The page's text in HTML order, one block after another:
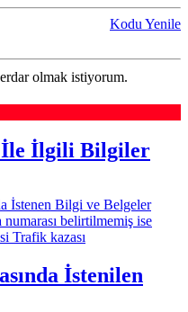
Kodu Yenile
olmak istiyorum.
İle İlgili Bilgiler
İstenen Bilgi ve Belgeler
belirtilmemiş ise
Trafik kazası
İstenilen